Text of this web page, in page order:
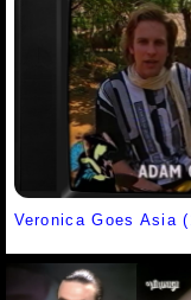
Veronica Goes Asia